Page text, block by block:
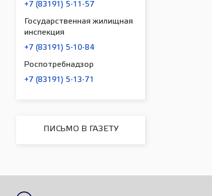
+7 (83191) 5-11-57
Государственная жилищная
инспекция
+7 (83191) 5-10-84
Роспотребнадзор
+7 (83191) 5-13-71
ПИСЬМО В ГАЗЕТУ